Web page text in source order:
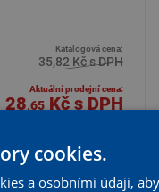
Katalogová cena:
35,82 Kč s DPH
Aktuální prodejní cena:
28,65 Kč s DPH
Vložit do košíku
cookies.
a osobními údaji,